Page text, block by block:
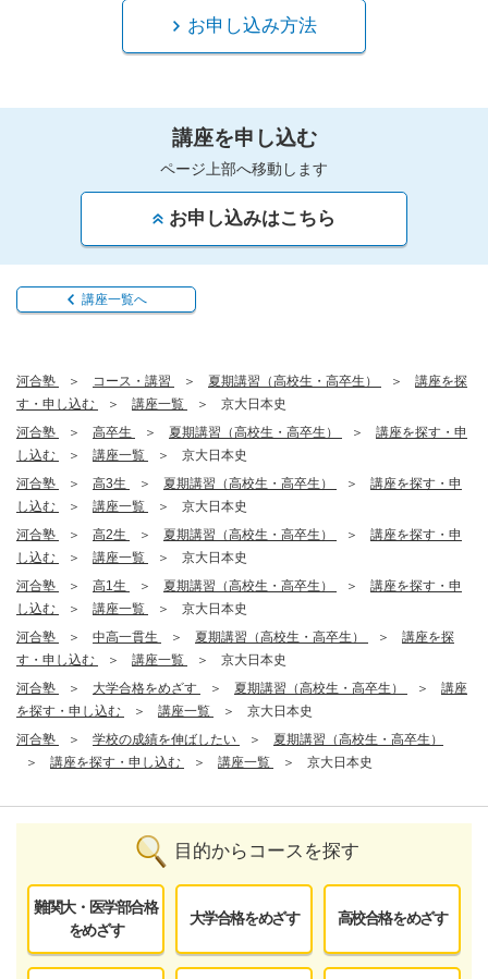
お申し込み方法
講座を申し込む
ページ上部へ移動します
お申し込みはこちら
講座一覧へ
河合塾 コース・講習 夏期講習（高校生・高卒生）
講座を探
す・申し込む
講座一覧
京大日本史
河合塾
高卒生 夏期講習（高校生・高卒生）
講座を探す・申
し込む
講座一覧
京大日本史
河合塾
高3生 夏期講習（高校生・高卒生）
講座を探す・申
し込む
講座一覧
京大日本史
河合塾
高2生 夏期講習（高校生・高卒生）
講座を探す・申
し込む
講座一覧
京大日本史
河合塾
高1生 夏期講習（高校生・高卒生）
講座を探す・申
し込む
講座一覧
京大日本史
河合塾
中高一貫生 夏期講習（高校生・高卒生）
講座を探
す・申し込む
講座一覧
京大日本史
河合塾
大学合格をめざす 夏期講習（高校生・高卒生）
講座
を探す・申し込む
講座一覧
京大日本史
河合塾
学校の成績を伸ばしたい
夏期講習（高校生・高卒生）
講座を探す・申し込む
講座一覧 京大日本史
目的からコースを探す
難関大・医学部合格
をめざす
大学合格をめざす 高校合格をめざす